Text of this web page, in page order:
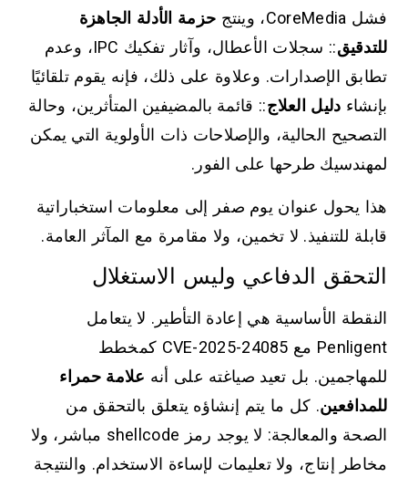
فشل CoreMedia، وينتج
حزمة الأدلة الجاهزة
للتدقيق
:: سجلات الأعطال، وآثار تفكيك IPC، وعدم
تطابق الإصدارات. وعلاوة على ذلك، فإنه يقوم تلقائيًا
بإنشاء دليل العلاج:: قائمة بالمضيفين المتأثرين، وحالة
التصحيح الحالية، والإصلاحات ذات الأولوية التي يمكن
لمهندسيك طرحها على الفور.
هذا يحول عنوان يوم صفر إلى معلومات استخباراتية
قابلة للتنفيذ. لا تخمين، ولا مقامرة مع المآثر العامة.
التحقق الدفاعي وليس الاستغلال
النقطة الأساسية هي إعادة التأطير. لا يتعامل
Penligent مع CVE-2025-24085 كمخطط
للمهاجمين. بل تعيد صياغته على أنه علامة حمراء
للمدافعين. كل ما يتم إنشاؤه يتعلق بالتحقق من
الصحة والمعالجة: لا يوجد رمز shellcode مباشر، ولا
مخاطر إنتاج، ولا تعليمات لإساءة الاستخدام. والنتيجة